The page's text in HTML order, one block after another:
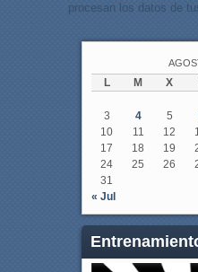
procesan los datos de
L M X
3
4 5
10
11 12
17
18 19
24
25 26
31
« Jul